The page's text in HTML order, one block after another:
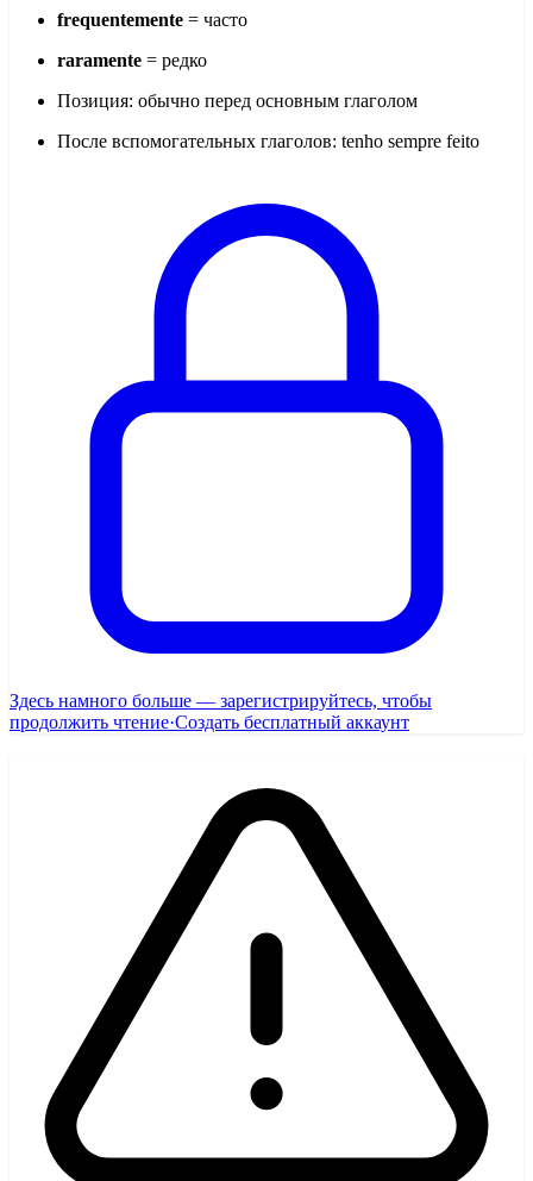
frequentemente = часто
raramente = редко
Позиция: обычно перед основным глаголом
После вспомогательных глаголов: tenho sempre feito
Здесь намного больше — зарегистрируйтесь, чтобы
продолжить чтение·Создать бесплатный аккаунт